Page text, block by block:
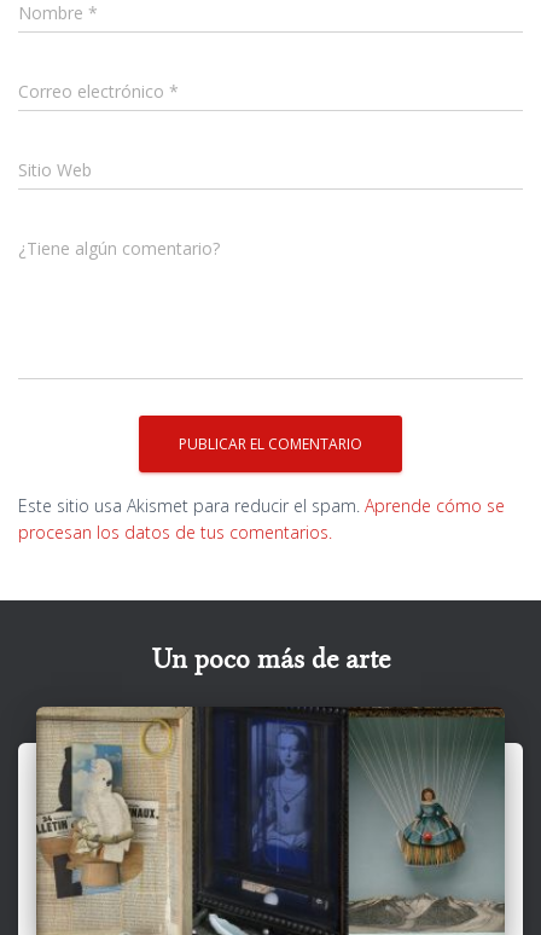
Nombre *
Correo electrónico *
Sitio Web
¿Tiene algún comentario?
Este sitio usa Akismet para reducir el spam. Aprende cómo se
procesan los datos de tus comentarios.
Un poco más de arte